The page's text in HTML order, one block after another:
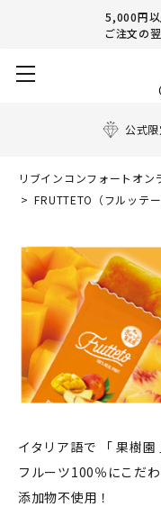
5,000円
ご注文の
公式限
リブインコンフォートオン
FRUTTETO（フルッテー
イタリア語で 「 果樹園
フルーツ100％にこだ
添加物不使用！